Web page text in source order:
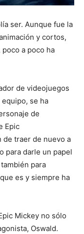
ser. Aunque fue la
y cortos,
a poco ha
de videojuegos
se ha
de
Epic
de traer de nuevo a
para darle un papel
para
es y siempre ha
Mickey no sólo
Oswald.